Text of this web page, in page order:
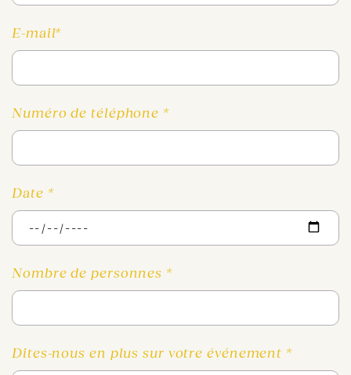
E-mail*
Numéro de téléphone *
Date *
Nombre de personnes *
Dites-nous en plus sur votre événement *